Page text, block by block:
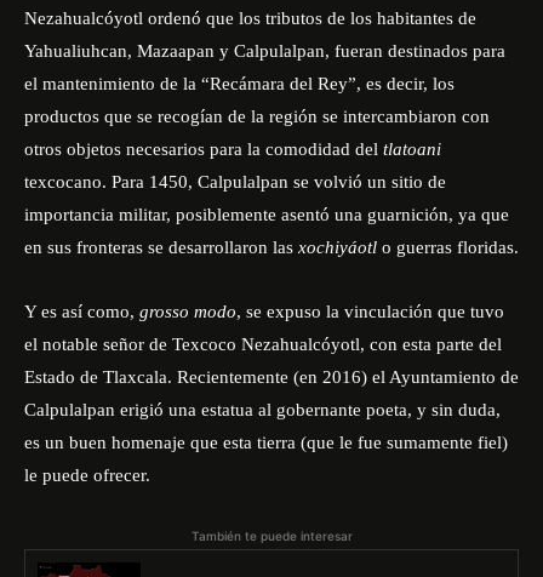
Nezahualcóyotl ordenó que los tributos de los habitantes de
Yahualiuhcan, Mazaapan y Calpulalpan, fueran destinados para
el mantenimiento de la “Recámara del Rey”, es decir, los
productos que se recogían de la región se intercambiaron con
otros objetos necesarios para la comodidad del tlatoani
texcocano. Para 1450, Calpulalpan se volvió un sitio de
importancia militar, posiblemente asentó una guarnición, ya que
en sus fronteras se desarrollaron las xochiyáotl o guerras floridas.
Y es así como, grosso modo, se expuso la vinculación que tuvo
el notable señor de Texcoco Nezahualcóyotl, con esta parte del
Estado de Tlaxcala. Recientemente (en 2016) el Ayuntamiento de
Calpulalpan erigió una estatua al gobernante poeta, y sin duda,
es un buen homenaje que esta tierra (que le fue sumamente fiel)
le puede ofrecer.
También te puede interesar